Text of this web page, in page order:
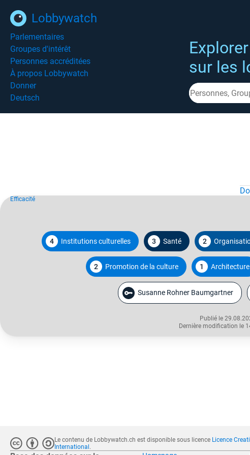
Lobbywatch
Parlementaires
Groupes d'intérêt
Personnes accréditées
À propos Lobbywatch
Donner
Deutsch
sur les
4 Institutions culturelles 3 Santé 2
2 Promotion de la culture 1 Architecture
Susanne Rohner Baumgartner
Publié le
Dernière modification le
Efficacité
Le contenu de Lobbywatch.ch est disponible sous licence Licence
International .